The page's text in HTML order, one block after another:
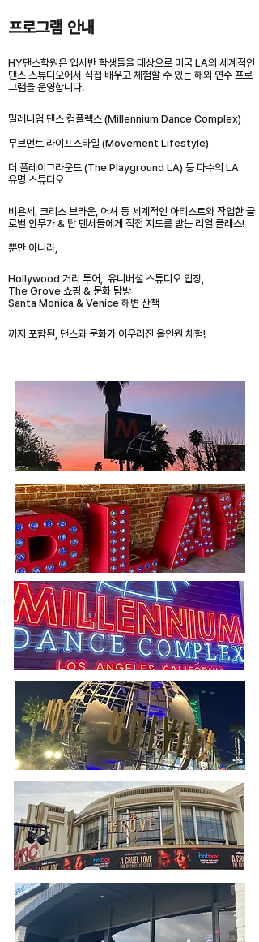
프로그램 안내
HY댄스학원은 입시반 학생들을 대상으로 미국 LA의 세계적인
댄스 스튜디오에서 직접 배우고 체험할 수 있는 해외 연수 프로
그램을 운영합니다.
밀레니엄 댄스 컴플렉스 (Millennium Dance Complex)
무브먼트 라이프스타일 (Movement Lifestyle)
더 플레이그라운드 (The Playground LA) 등 다수의 LA
유명 스튜디오
비욘세, 크리스 브라운, 어셔 등 세계적인 아티스트와 작업한 글
로벌 안무가 & 탑 댄서들에게 직접 지도를 받는 리얼 클래스!
뿐만 아니라,
Hollywood 거리 투어, 유니버셜 스튜디오 입장,
The Grove 쇼핑 & 문화 탐방
Santa Monica & Venice 해변 산책
까지 포함된, 댄스와 문화가 어우러진 올인원 체험!